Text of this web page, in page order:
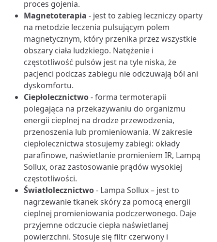
proces gojenia.
Magnetoterapia - jest to zabieg leczniczy oparty
na metodzie leczenia pulsującym polem
magnetycznym, który przenika przez wszystkie
obszary ciała ludzkiego. Natężenie i
częstotliwość pulsów jest na tyle niska, że
pacjenci podczas zabiegu nie odczuwają ból ani
dyskomfortu.
Ciepłolecznictwo- forma termoterapii
polegająca na przekazywaniu do organizmu
energii cieplnej na drodze przewodzenia,
przenoszenia lub promieniowania. W zakresie
ciepłolecznictwa stosujemy zabiegi: okłady
parafinowe, naświetlanie promieniem IR, Lampą
Sollux, oraz zastosowanie prądów wysokiej
częstotliwości.
Światłolecznictwo- Lampa Sollux – jest to
nagrzewanie tkanek skóry za pomocą energii
cieplnej promieniowania podczerwonego. Daje
przyjemne odczucie ciepła naświetlanej
powierzchni. Stosuje się filtr czerwony i